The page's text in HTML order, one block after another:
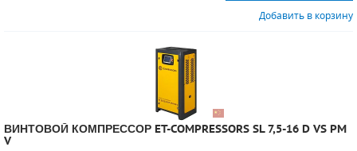
Добавить в корзину
ВИНТОВОЙ КОМПРЕССОР ET-COMPRESSORS SL 7,5-16 D VS PM
V